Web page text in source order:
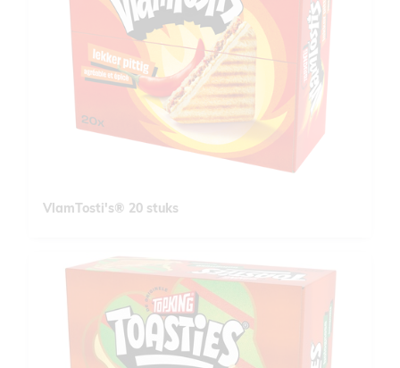
VlamTosti's® 20 stuks